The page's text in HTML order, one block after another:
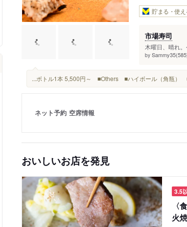
貯まる・使え
市場寿司
木曜日、晴れ
by
...ボトル1本 5,500円～ ■Others ■ハイボール（角瓶）
ネット予約 空席情報
おいしいお店を発見
3.5
〈
火